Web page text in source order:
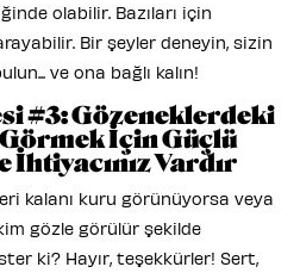
olabilir. Bazıları için
Bir şeyler deneyin, sizin
ve ona bağlı kalın!
#3: Gözeneklerdeki
İçin Güçlü
İhtiyacınız Vardır
kalanı kuru görünüyorsa veya
gözle görülür şekilde
ki? Hayır, teşekkürler! Sert,